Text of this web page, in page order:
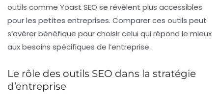
outils comme Yoast SEO se révèlent plus accessibles
pour les petites entreprises. Comparer ces outils peut
s’avérer bénéfique pour choisir celui qui répond le mieux
aux besoins spécifiques de l’entreprise.
Le rôle des outils SEO dans la stratégie
d’entreprise